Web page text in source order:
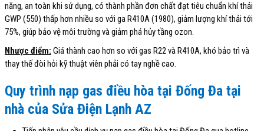
năng, an toàn khi sử dụng, có thành phần đơn chất đạt tiêu chuẩn khí thải
GWP (550) thấp hơn nhiều so với ga R410A (1980), giảm lượng khí thải tới
75%, giúp bảo vệ môi trường và giảm phá hủy tầng ozon.
Nhược điểm: Giá thành cao hơn so với gas R22 và R410A, khó bảo trì và
thay thế đòi hỏi kỹ thuật viên phải có tay nghề cao.
Quy trình nạp gas điều hòa tại Đống Đa tại
nhà của Sửa Điện Lạnh AZ